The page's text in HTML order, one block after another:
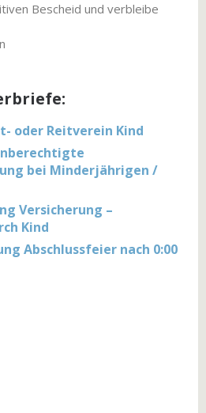
Bescheid und verbleibe
oder Reitverein Kind
bei Minderjährigen /
Versicherung –
Kind
Abschlussfeier nach 0:00